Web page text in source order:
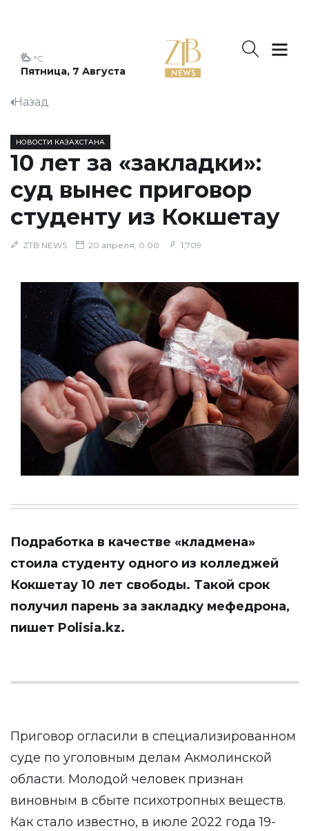
Пятница, 7 Августа
°C
Назад
НОВОСТИ КАЗАХСТАНА
10 лет за «закладки»:
суд вынес приговор
студенту из Кокшетау
ZTB NEWS 20 апреля, 0:00 1,709
Подработка в качестве «кладмена»
стоила студенту одного из колледжей
Кокшетау 10 лет свободы. Такой срок
получил парень за закладку мефедронa,
пишет Polisia.kz.
Приговор огласили в специализированном
суде по уголовным делам Акмолинской
области. Молодой человек признан
виновным в сбыте психотропных веществ.
Как стало известно, в июле 2022 года 19-